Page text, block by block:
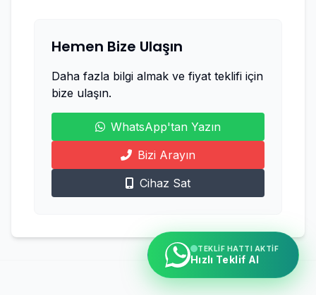
Hemen Bize Ulaşın
Daha fazla bilgi almak ve fiyat teklifi için
bize ulaşın.
WhatsApp'tan Yazın
Bizi Arayın
Cihaz Sat
TEKLIF HATTI AKTIF
Hızlı Teklif Al